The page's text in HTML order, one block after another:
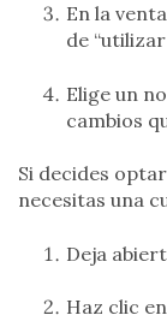
En la
de
Elige un
cambios
Si decides
necesitas una
Deja
Haz clic